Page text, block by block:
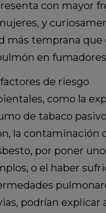
con mayor
y
más temprana que
en
de riesgo
como la
de tabaco
la contaminación
por poner
o el haber
podrían explicar